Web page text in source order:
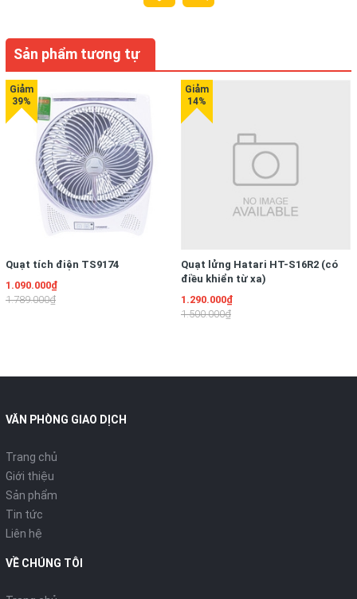
Sản phẩm tương tự
Quạt tích điện TS9174
1.090.000₫
1.789.000₫
Quạt lửng Hatari HT-S16R2 (có
điều khiển từ xa)
1.290.000₫
1.500.000₫
VĂN PHÒNG GIAO DỊCH
Trang chủ
Giới thiệu
Sản phẩm
Tin tức
Liên hệ
VỀ CHÚNG TÔI